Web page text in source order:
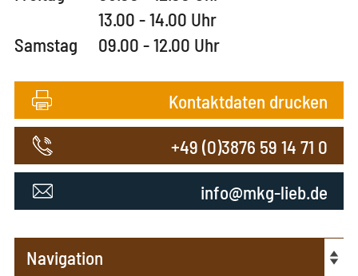
13.00 - 14.00 Uhr
Samstag
09.00 - 12.00 Uhr
Kontaktdaten drucken
+49 (0)3876 59 14 71 0
info@mkg-lieb.de